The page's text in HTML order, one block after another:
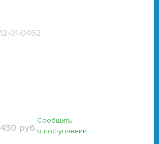
12-01-0462
430 руб.
Сообщить
о поступлении